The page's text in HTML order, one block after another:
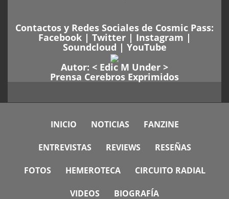
Contactos y Redes Sociales de Cosmic Pass:
Facebook| Twitter| Instagram |
Soundcloud | YouTube
Autor: < Edic M Under >
Prensa Cerebros Exprimidos
INICIO NOTICIAS FANZINE
ENTREVISTAS REVIEWS RESEÑAS
FOTOS HEMEROTECA CIRCUITO RADIAL
VIDEOS BIOGRAFÍA